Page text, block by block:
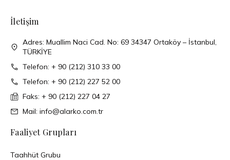
İletişim
Adres: Muallim Naci Cad. No: 69 34347 Ortaköy – İstanbul,
TÜRKİYE
Telefon: + 90 (212) 310 33 00
Telefon: + 90 (212) 227 52 00
Faks: + 90 (212) 227 04 27
Mail: info@alarko.com.tr
Faaliyet Grupları
Taahhüt Grubu